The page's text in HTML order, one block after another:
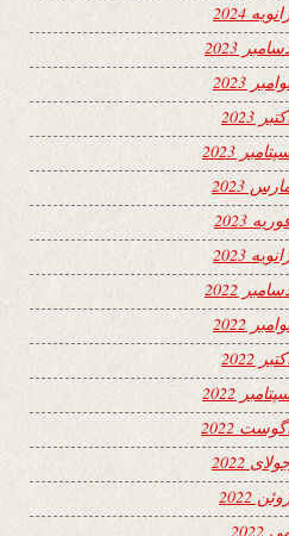
2024
2023
2023
2023
2023
2023
2023
2023
2022
2022
2022
2022
2022
2022
2022
2022